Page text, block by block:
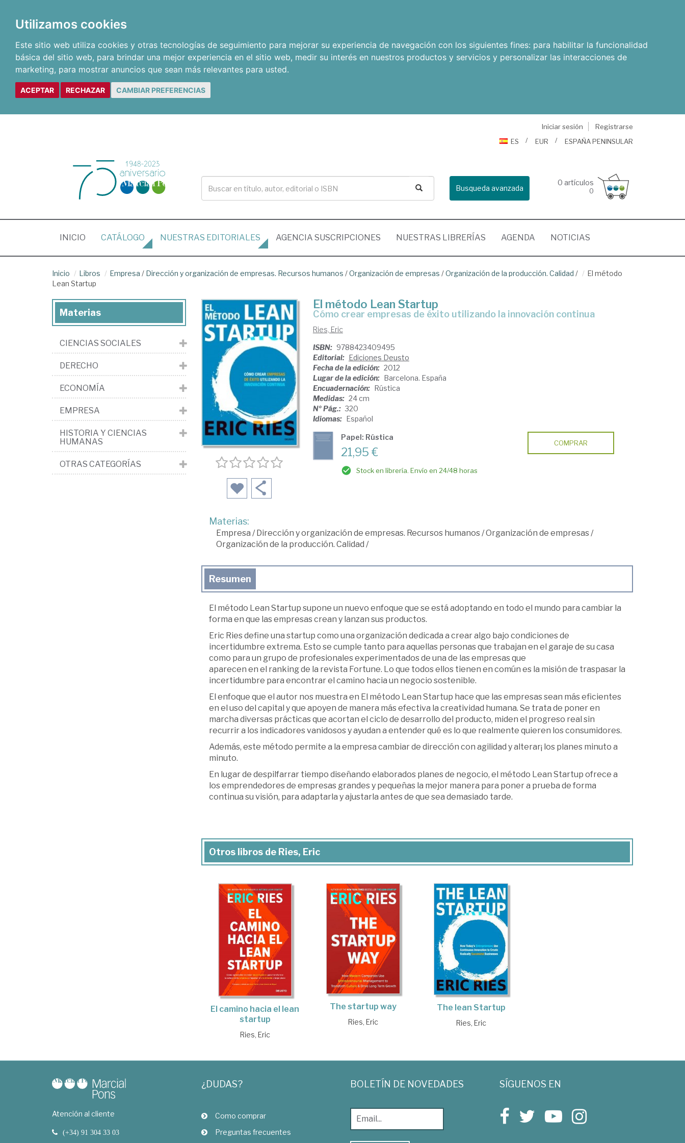
Utilizamos cookies
Este sitio web utiliza cookies y otras tecnologías de seguimiento para mejorar su experiencia de navegación con los siguientes fines: para habilitar la funcionalidad
básica del sitio web, para brindar una mejor experiencia en el sitio web, medir su interés en nuestros productos y servicios y personalizar las interacciones de
marketing, para mostrar anuncios que sean más relevantes para usted.
ACEPTAR RECHAZAR CAMBIAR PREFERENCIAS
Iniciar sesión
Registrarse
ES
EUR ESPAÑA PENINSULAR
Busqueda avanzada
0 artículos
0
INICIO (CURRENT)
CATÁLOGO NUESTRAS EDITORIALES AGENCIA SUSCRIPCIONES NUESTRAS LIBRERÍAS AGENDA NOTICIAS
Inicio Libros Empresa / Dirección y organización de empresas. Recursos humanos /Organización de empresas /Organización de la producción. Calidad /
El método
Lean Startup
El método Lean Startup
cómo crear empresas de éxito utilizando la innovación continua
Ries, Eric
ISBN: 9788423409495
Editorial: Ediciones Deusto
Fecha de la edición: 2012
Lugar de la edición: Barcelona. España
Encuadernación: Rústica
Medidas: 24 cm
Nº Pág.: 320
Idiomas: Español
Papel: Rústica
21,95 €
Stock en librería. Envío en 24/48 horas
COMPRAR
Materias:
Empresa /Dirección y organización de empresas. Recursos humanos/Organización de empresas/
Organización de la producción. Calidad /
Resumen
El método Lean Startup supone un nuevo enfoque que se está adoptando en todo el mundo para cambiar la
forma en que las empresas crean y lanzan sus productos.
Eric Ries define una startup como una organización dedicada a crear algo bajo condiciones de
incertidumbre extrema. Esto se cumple tanto para aquellas personas que trabajan en el garaje de su casa
como para un grupo de profesionales experimentados de una de las empresas que
aparecen en el ranking de la revista Fortune. Lo que todos ellos tienen en común es la misión de traspasar la
incertidumbre para encontrar el camino hacia un negocio sostenible.
El enfoque que el autor nos muestra en El método Lean Startup hace que las empresas sean más eficientes
en el uso del capital y que apoyen de manera más efectiva la creatividad humana. Se trata de poner en
marcha diversas prácticas que acortan el ciclo de desarrollo del producto, miden el progreso real sin
recurrir a los indicadores vanidosos y ayudan a entender qué es lo que realmente quieren los consumidores.
Además, este método permite a la empresa cambiar de dirección con agilidad y alterar¡ los planes minuto a
minuto.
En lugar de despilfarrar tiempo diseñando elaborados planes de negocio, el método Lean Startup ofrece a
los emprendedores de empresas grandes y pequeñas la mejor manera para poner a prueba de forma
continua su visión, para adaptarla y ajustarla antes de que sea demasiado tarde.
Otros libros de Ries, Eric
El camino hacia el lean
startup
Ries, Eric
The startup way
Ries, Eric
The lean Startup
Ries, Eric
Materias
CIENCIAS SOCIALES
DERECHO
ECONOMÍA
EMPRESA
HISTORIA Y CIENCIAS
HUMANAS
OTRAS CATEGORÍAS
Atención al cliente
(+34) 91 304 33 03
¿DUDAS?
Como comprar
Preguntas frecuentes
BOLETÍN DE NOVEDADES SÍGUENOS EN